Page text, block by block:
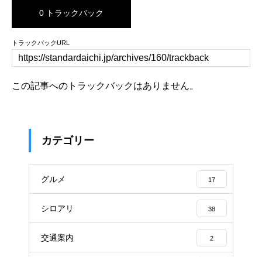
0 トラックバック
トラックバックURL
この記事へのトラックバックはありません。
カテゴリー
グルメ 17
シロアリ 38
交通案内 2